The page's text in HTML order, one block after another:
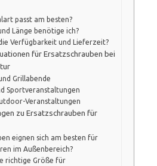
passt am besten?
Länge benötige ich?
Verfügbarkeit und Lieferzeit?
für Ersatzschrauben bei
Grillabende
Sportveranstaltungen
Veranstaltungen
zu Ersatzschrauben für
eignen sich am besten für
im Außenbereich?
richtige Größe für